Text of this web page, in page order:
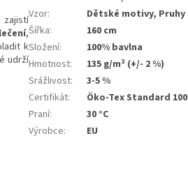
,
k
udrží
Vzor:
Dětské motivy, Pruhy
Šířka:
160 cm
Složení:
100% bavlna
Hmotnost:
135 g/m² (+/- 2 %)
Srážlivost:
3-5 %
Certifikát:
Öko-Tex Standard 100
Praní:
30 °C
Výrobce: EU